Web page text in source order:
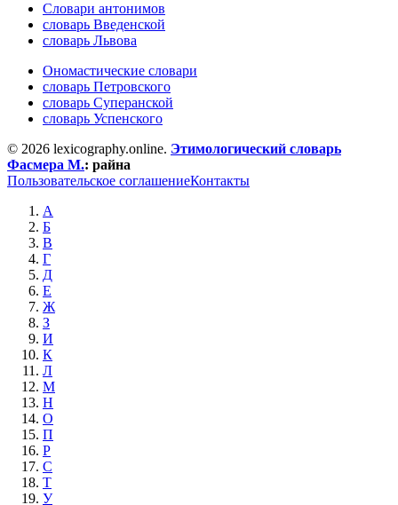
Словари антонимов
словарь Введенской
словарь Львова
Ономастические словари
словарь Петровского
словарь Суперанской
словарь Успенского
© 2026 lexicography.online. Этимологический словарь
Фасмера М.: райна
Пользовательское соглашениеКонтакты
А
Б
В
Г
Д
Е
Ж
З
И
К
Л
М
Н
О
П
Р
С
Т
У